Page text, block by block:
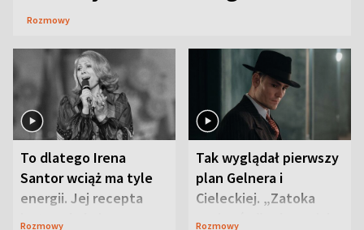
Rozmowy
To dlatego Irena
Santor wciąż ma tyle
energii. Jej recepta
jest zaskakująco
Rozmowy
Tak wyglądał pierwszy
plan Gelnera i
Cieleckiej. „Zatoka
szpiegów” od razu ich
Rozmowy